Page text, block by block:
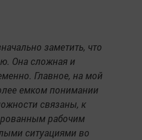
заметить, что
Она сложная и
Главное, на мой
емком понимании
связаны, к
рабочим
ситуациями во